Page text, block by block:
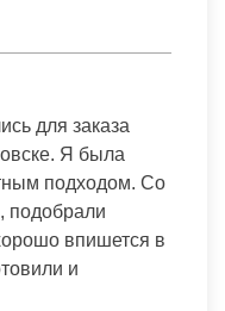
для заказа
Я была
подходом. Со
подобрали
впишется в
и